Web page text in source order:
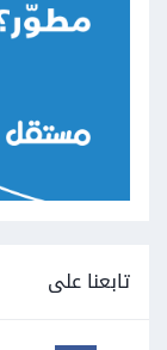
تابعنا على